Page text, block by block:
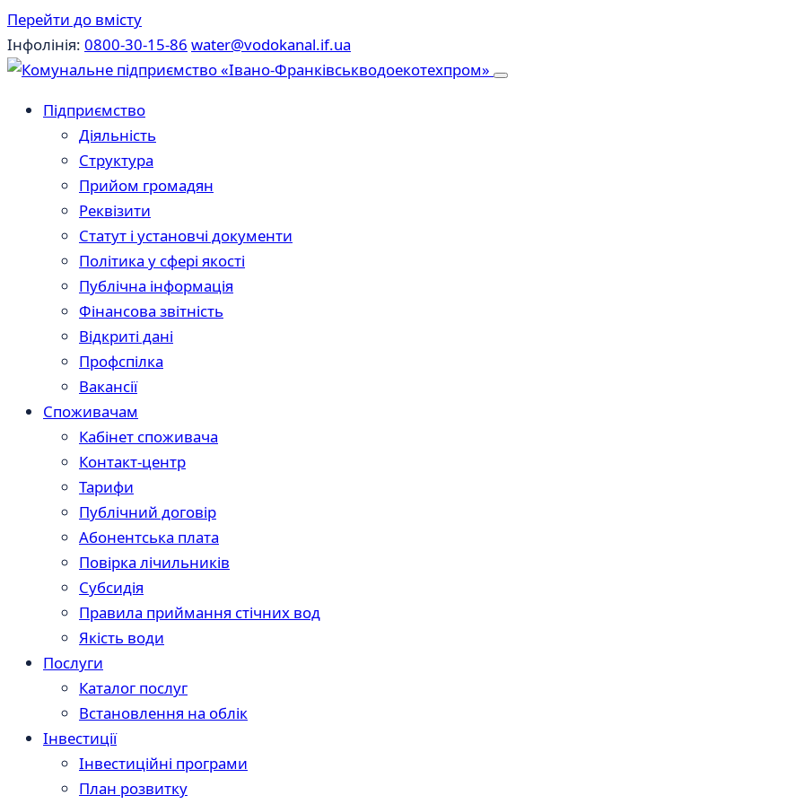
Перейти до вмісту
Інфолінія: 0800-30-15-86 water@vodokanal.if.ua
Підприємство
Діяльність
Структура
Прийом громадян
Реквізити
Статут і установчі документи
Політика у сфері якості
Публічна інформація
Фінансова звітність
Відкриті дані
Профспілка
Вакансії
Споживачам
Кабінет споживача
Контакт-центр
Тарифи
Публічний договір
Абонентська плата
Повірка лічильників
Субсидія
Правила приймання стічних вод
Якість води
Послуги
Каталог послуг
Встановлення на облік
Інвестиції
Інвестиційні програми
План розвитку